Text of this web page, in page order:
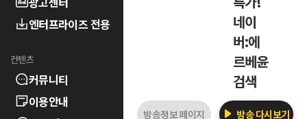
엔터프라이즈 전용
컨텐츠
커뮤니티
이용안내
네이
버:에
르베윤
검색
방송정보 페이지 방송 다시보기